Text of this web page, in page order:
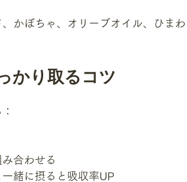
、かぼちゃ、オリーブオイル、ひま
かり取るコツ
合わせる
緒に摂ると吸収率UP